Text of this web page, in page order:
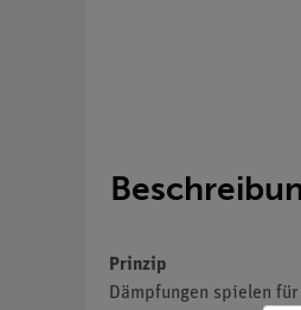
Prinzip
Dämpfungen spielen